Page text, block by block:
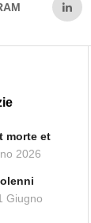
morte et
2026
Giugno